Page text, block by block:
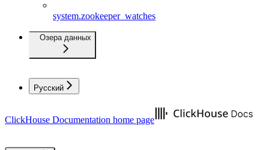
system.zookeeper_watches
Озера данных
Русский
ClickHouse Documentation home page